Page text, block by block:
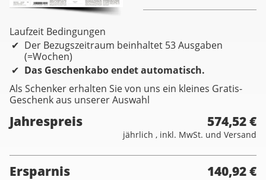
Laufzeit Bedingungen
Der Bezugszeitraum beinhaltet 53 Ausgaben
(=Wochen)
Das Geschenkabo endet automatisch.
Als Schenker erhalten Sie von uns ein kleines Gratis-
Geschenk aus unserer Auswahl
Jahrespreis 574,52 €
jährlich , inkl. MwSt. und Versand
Ersparnis 140,92 €